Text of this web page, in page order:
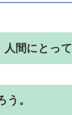
間にとっ
。